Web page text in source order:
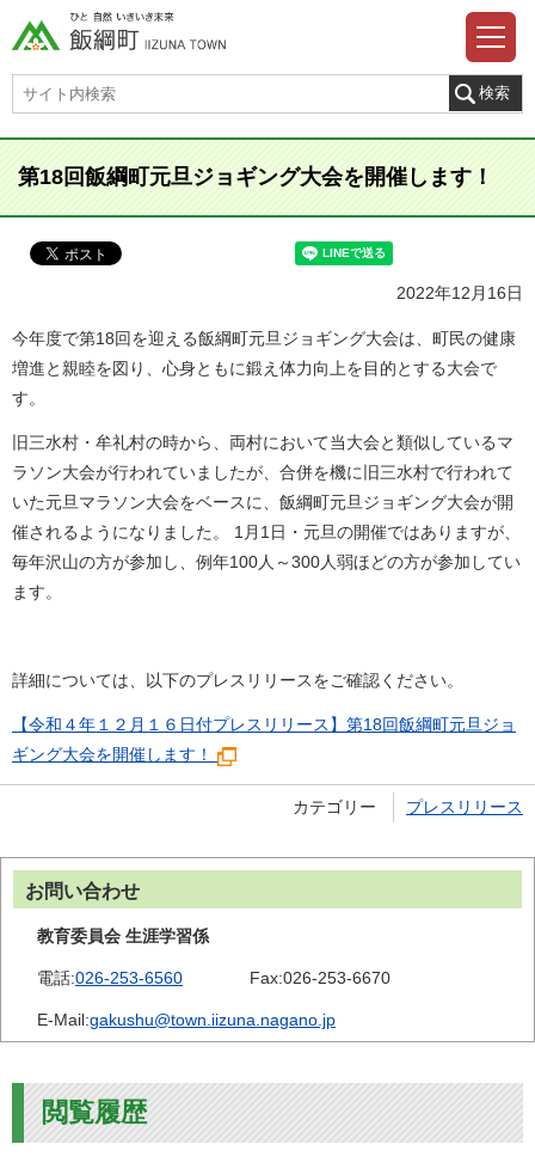
第18回飯綱町元旦ジョギング大会を開催します！
2022年12月16日
今年度で第18回を迎える飯綱町元旦ジョギング大会は、町民の健康
増進と親睦を図り、心身ともに鍛え体力向上を目的とする大会で
す。
旧三水村・牟礼村の時から、両村において当大会と類似しているマ
ラソン大会が行われていましたが、合併を機に旧三水村で行われて
いた元旦マラソン大会をベースに、飯綱町元旦ジョギング大会が開
催されるようになりました。 1月1日・元旦の開催ではありますが、
毎年沢山の方が参加し、例年100人～300人弱ほどの方が参加してい
ます。
詳細については、以下のプレスリリースをご確認ください。
【令和４年１２月１６日付プレスリリース】第18回飯綱町元旦ジョ
ギング大会を開催します！
カテゴリー プレスリリース
お問い合わせ
教育委員会 生涯学習係
電話:026-253-6560 Fax:026-253-6670
E-Mail:gakushu@town.iizuna.nagano.jp
閲覧履歴